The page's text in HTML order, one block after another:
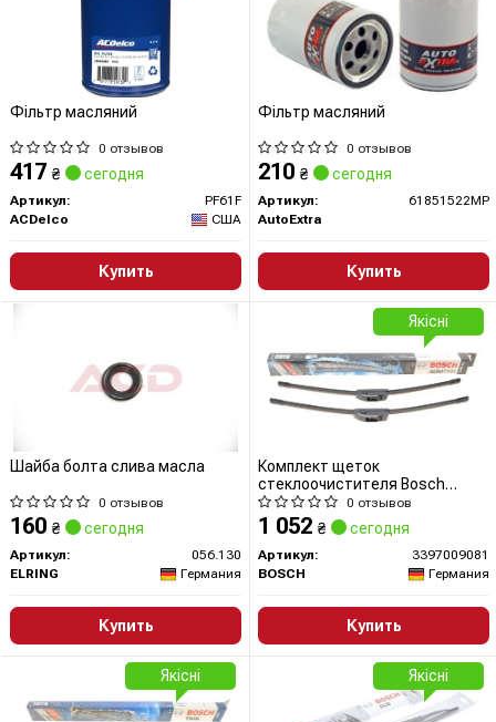
Фільтр масляний
0 отзывов
417 ₴ сегодня
Артикул:
PF61F
ACDelco
США
Купить
Фільтр масляний
0 отзывов
210 ₴ сегодня
Артикул:
61851522MP
AutoExtra
Купить
Шайба болта слива масла
0 отзывов
160 ₴ сегодня
Артикул:
056.130
ELRING
Германия
Купить
Комплект щеток
стеклоочистителя Bosch
500мм
0 отзывов
1 052 ₴ сегодня
Артикул:
3397009081
BOSCH
Германия
Купить
Якісні
Якісні Якісні